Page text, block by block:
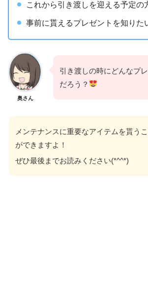
これから引き渡しを迎える予定の
事前に貰えるプレゼントを知りた
奥さん
引き渡しの時にどんなプ
だろう？
メンテナンスに重要なアイテムを貰う
ができますよ！
ぜひ最後までお読みください(*^^*)